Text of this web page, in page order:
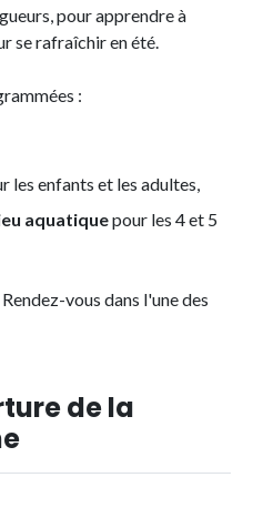
pour apprendre à
se rafraîchir en été.
:
les enfants et les adultes,
aquatiquepour les 4 et 5
vous dans l'une des
de la